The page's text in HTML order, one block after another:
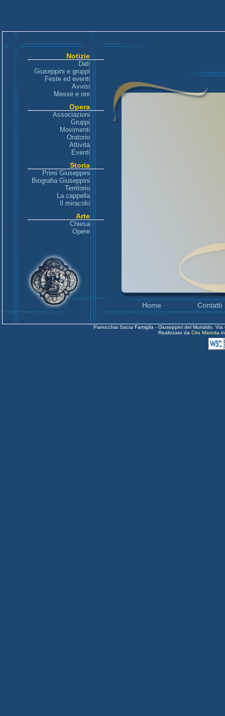
Notizie
Dati
Giuseppini e gruppi
Feste ed eventi
Avvisi
Messe e ore
Opera
Associazioni
Gruppi
Movimenti
Oratorio
Attivitá
Eventi
Storia
Primi Giuseppini
Biografia Giuseppini
Territorio
La cappella
Il miracolo
Arte
Chiesa
Opere
Home Contatti
Parrocchia Sacra Famiglia - Giuseppini del Murialdo.
Realizzato da Ciro Marotta